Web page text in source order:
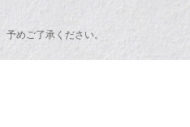
めご了承ください。